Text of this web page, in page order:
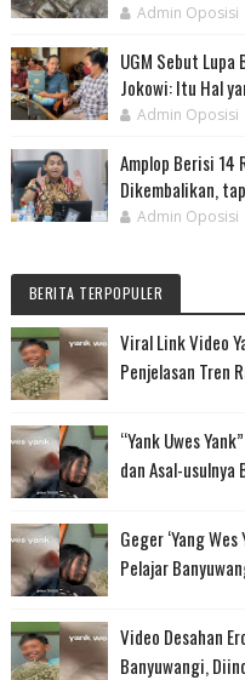
Admin Oposisi
UGM Sebut
Jokowi: Itu Hal
Admin Oposisi
Amplop Berisi 14
Dikembalikan,
Admin Oposisi
BERITA TERPOPULER
Viral Link Video
Penjelasan Tren
“Yank Uwes
dan Asal-usulnya
Geger ‘Yang
Pelajar
Video Desahan
Banyuwangi,